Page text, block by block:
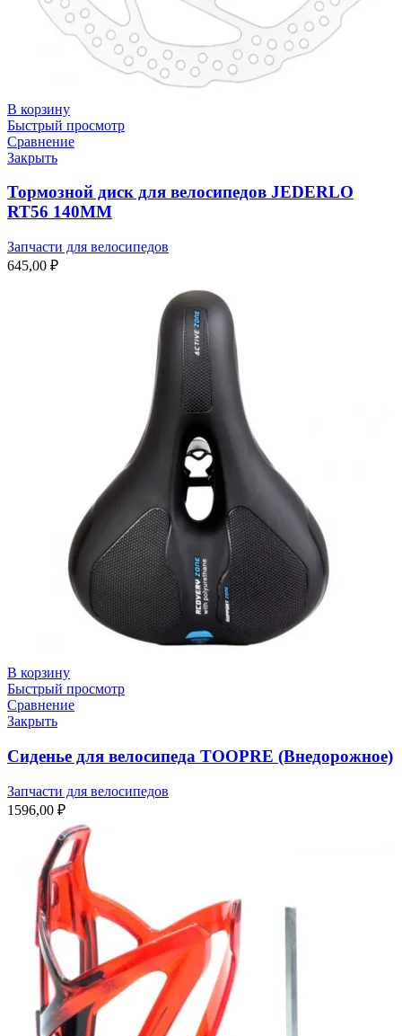
В корзину
Быстрый просмотр
Сравнение
Закрыть
Тормозной диск для велосипедов JEDERLO
RT56 140ММ
Запчасти для велосипедов
645,00 ₽
В корзину
Быстрый просмотр
Сравнение
Закрыть
Сиденье для велосипеда TOOPRE (Внедорожное)
Запчасти для велосипедов
1596,00 ₽